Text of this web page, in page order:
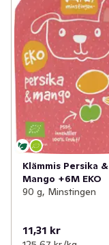
Klämmis Persika &
Mango +6M EKO
90 g, Minstingen
11,31 kr